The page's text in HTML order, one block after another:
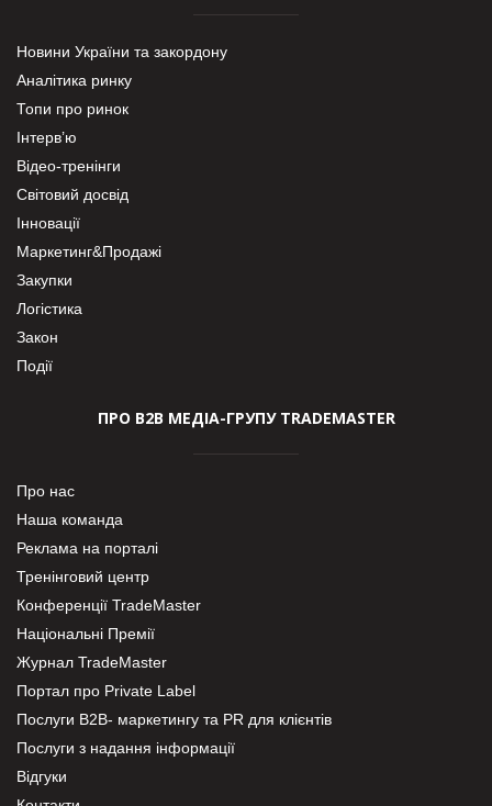
Новини України та закордону
Аналітика ринку
Топи про ринок
Інтерв’ю
Відео-тренінги
Світовий досвід
Інновації
Маркетинг&Продажі
Закупки
Логістика
Закон
Події
ПРО В2В МЕДІА-ГРУПУ TRADEMASTER
Про нас
Наша команда
Реклама на порталі
Тренінговий центр
Конференції TradeMaster
Національні Премії
Журнал TradeMaster
Портал про Private Label
Послуги В2В- маркетингу та PR для клієнтів
Послуги з надання інформації
Відгуки